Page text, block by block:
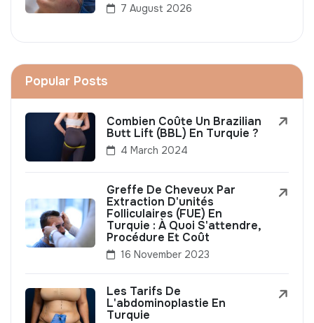
7 August 2026
Popular Posts
Combien Coûte Un Brazilian
Butt Lift (BBL) En Turquie ?
4 March 2024
Greffe De Cheveux Par
Extraction D'unités
Folliculaires (FUE) En
Turquie : À Quoi S'attendre,
Procédure Et Coût
16 November 2023
Les Tarifs De
L'abdominoplastie En
Turquie